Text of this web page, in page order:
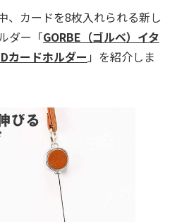
、カードを8枚入れられる新し
ダー「GORBE（ゴルベ）イタ
カードホルダー 」を紹介しま